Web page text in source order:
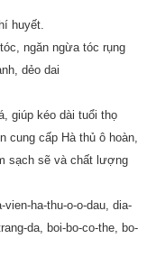
huyết.
ngăn ngừa tóc rụng
dẻo dai
giúp kéo dài tuổi thọ
cung cấp Hà thủ ô hoàn,
sạch sẽ và chất lượng
vien-ha-thu-o-o-dau, dia-
da, boi-bo-co-the, bo-